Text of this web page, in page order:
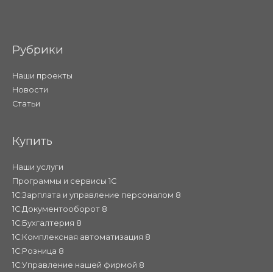
Рубрики
Наши проекты
Новости
Статьи
Купить
Наши услуги
Программы и сервисы 1С
1С:Зарплата и управление персоналом 8
1С:Документооборот 8
1С:Бухгалтерия 8
1С:Комплексная автоматизация 8
1С:Розница 8
1С:Управление нашей фирмой 8